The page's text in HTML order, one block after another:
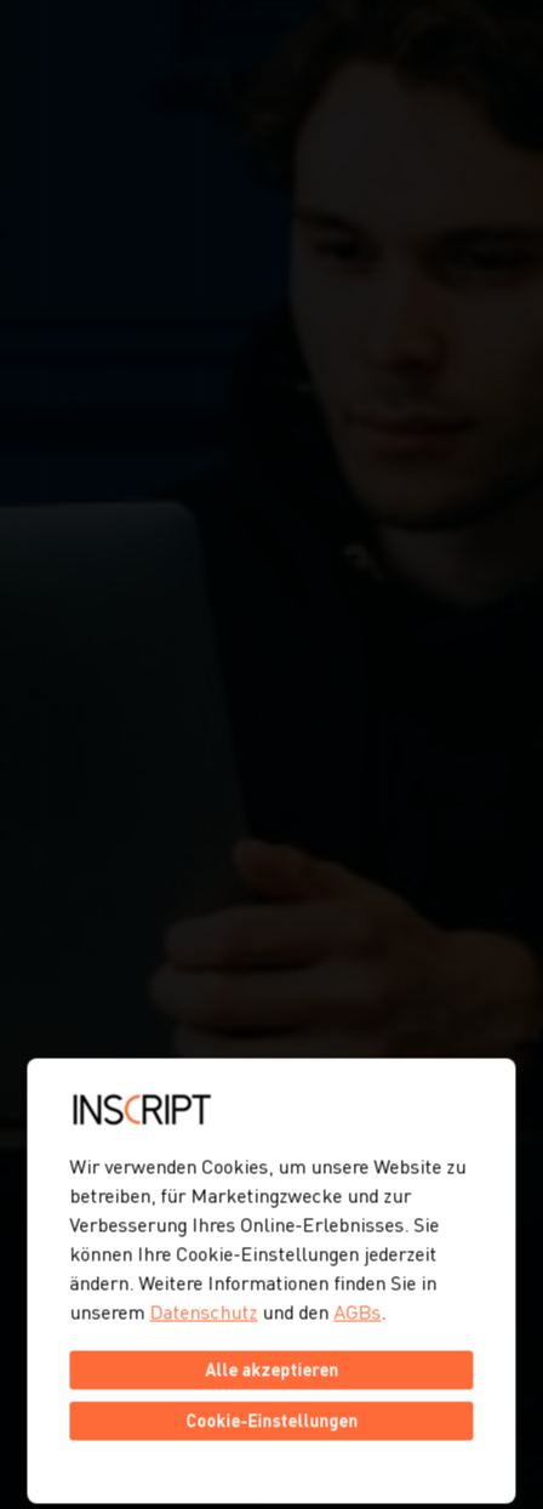
Wir verwenden Cookies, um unsere Website zu
betreiben, für Marketingzwecke und zur
Verbesserung Ihres Online-Erlebnisses. Sie
können Ihre Cookie-Einstellungen jederzeit
ändern. Weitere Informationen finden Sie in
unserem Datenschutz und denAGBs.
Alle akzeptieren
Cookie-Einstellungen